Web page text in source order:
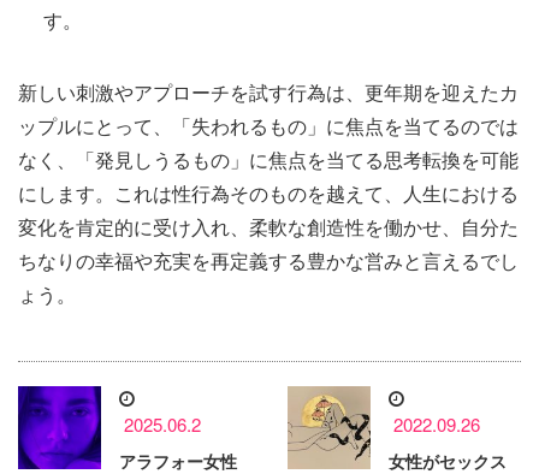
す。
新しい刺激やアプローチを試す行為は、更年期を迎えたカ
ップルにとって、「失われるもの」に焦点を当てるのでは
なく、「発見しうるもの」に焦点を当てる思考転換を可能
にします。これは性行為そのものを越えて、人生における
変化を肯定的に受け入れ、柔軟な創造性を働かせ、自分た
ちなりの幸福や充実を再定義する豊かな営みと言えるでし
ょう。
2025.06.2
アラフォー女性
2022.09.26
女性がセックス